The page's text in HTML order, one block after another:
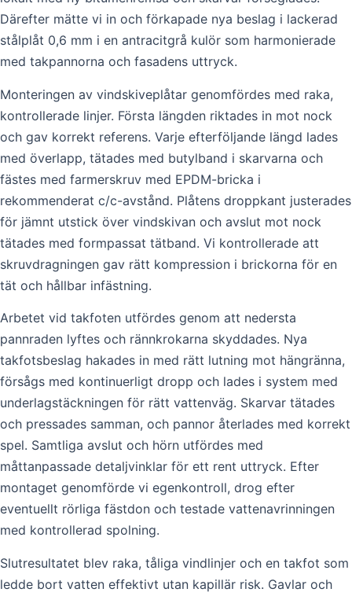
Därefter mätte vi in och förkapade nya beslag i lackerad
stålplåt 0,6 mm i en antracitgrå kulör som harmonierade
med takpannorna och fasadens uttryck.
Monteringen av vindskiveplåtar genomfördes med raka,
kontrollerade linjer. Första längden riktades in mot nock
och gav korrekt referens. Varje efterföljande längd lades
med överlapp, tätades med butylband i skarvarna och
fästes med farmerskruv med EPDM-bricka i
rekommenderat c/c-avstånd. Plåtens droppkant justerades
för jämnt utstick över vindskivan och avslut mot nock
tätades med formpassat tätband. Vi kontrollerade att
skruvdragningen gav rätt kompression i brickorna för en
tät och hållbar infästning.
Arbetet vid takfoten utfördes genom att nedersta
pannraden lyftes och rännkrokarna skyddades. Nya
takfotsbeslag hakades in med rätt lutning mot hängränna,
försågs med kontinuerligt dropp och lades i system med
underlagstäckningen för rätt vattenväg. Skarvar tätades
och pressades samman, och pannor återlades med korrekt
spel. Samtliga avslut och hörn utfördes med
måttanpassade detaljvinklar för ett rent uttryck. Efter
montaget genomförde vi egenkontroll, drog efter
eventuellt rörliga fästdon och testade vattenavrinningen
med kontrollerad spolning.
Slutresultatet blev raka, tåliga vindlinjer och en takfot som
ledde bort vatten effektivt utan kapillär risk. Gavlar och